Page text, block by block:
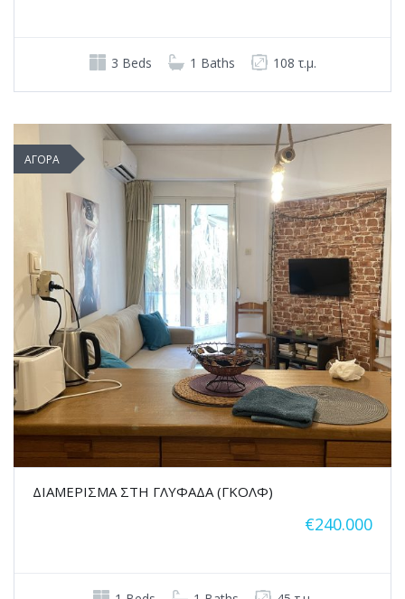
3 Beds 1 Baths 108 τ.μ.
ΑΓΟΡΑ
ΔΙΑΜΕΡΙΣΜΑ ΣΤΗ ΓΛΥΦΑΔΑ (ΓΚΟΛΦ)
€240.000